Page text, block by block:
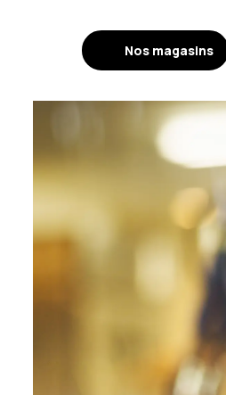
Nos magasins